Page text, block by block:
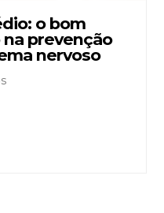
o bom
prevenção
nervoso